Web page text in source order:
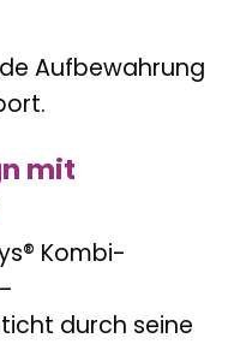
Aufbewahrung
mit
Kombi-
durch seine